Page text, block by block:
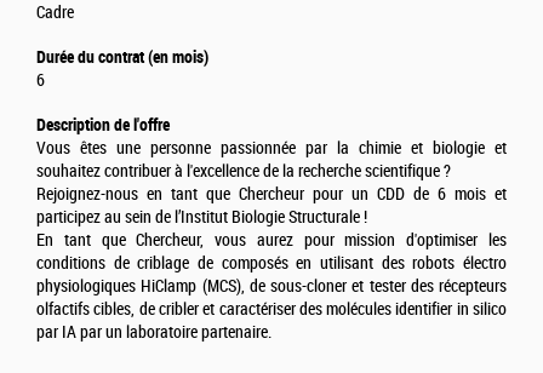
Cadre
Durée du contrat (en mois)
6
Description de l'offre
Vous êtes une personne passionnée par la chimie et biologie et
souhaitez contribuer à l'excellence de la recherche scientifique ?
Rejoignez-nous en tant que Chercheur pour un CDD de 6 mois et
participez au sein de l’Institut Biologie Structurale !
En tant que Chercheur, vous aurez pour mission d'optimiser les
conditions de criblage de composés en utilisant des robots électro
physiologiques HiClamp (MCS), de sous-cloner et tester des récepteurs
olfactifs cibles, de cribler et caractériser des molécules identifier in silico
par IA par un laboratoire partenaire.